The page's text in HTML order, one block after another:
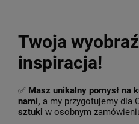
Twoja
inspiracja!
✅ Masz unikalny pomysł na
nami, a my przygotujemy dla
sztuki w osobnym